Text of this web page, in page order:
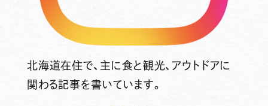
北海道在住で、主に食と観光、アウトドアに
関わる記事を書いています。